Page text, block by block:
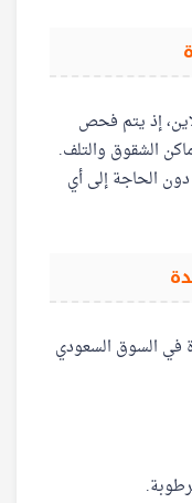
إذ يتم فحص
الشقوق والتلف.
الحاجة إلى أي
في السوق السعودي